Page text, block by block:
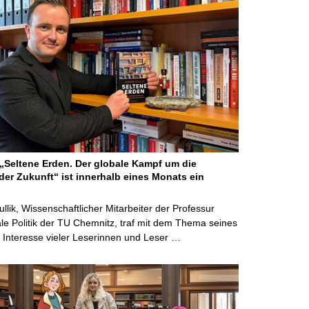
Erden. Der globale Kampf um die
Zukunft“ ist innerhalb eines Monats ein
Wissenschaftlicher Mitarbeiter der Professur
Politik der TU Chemnitz, traf mit dem Thema seines
vieler Leserinnen und Leser …